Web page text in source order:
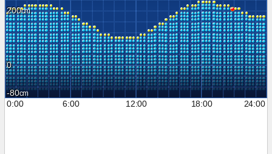
200
0
-80
0:00
6:00 12:00 18:00 24:00